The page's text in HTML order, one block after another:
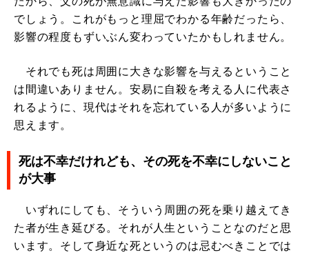
でしょう。これがもっと理屈でわかる年齢だったら、
影響の程度もずいぶん変わっていたかもしれません。
それでも死は周囲に大きな影響を与えるということ
は間違いありません。安易に自殺を考える人に代表さ
れるように、現代はそれを忘れている人が多いように
思えます。
死は不幸だけれども、その死を不幸にしないこと
が大事
いずれにしても、そういう周囲の死を乗り越えてき
た者が生き延びる。それが人生ということなのだと思
います。そして身近な死というのは忌むべきことでは